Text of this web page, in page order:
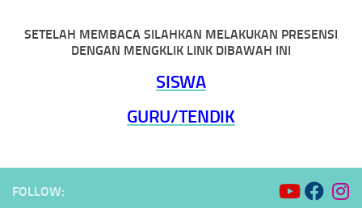
SETELAH MEMBACA SILAHKAN MELAKUKAN PRESENSI
DENGAN MENGKLIK LINK DIBAWAH INI
SISWA
GURU/TENDIK
FOLLOW: